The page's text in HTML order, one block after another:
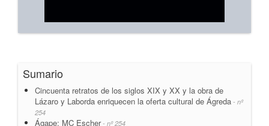
Sumario
Cincuenta retratos de los siglos XIX y XX y la obra de
Lázaro y Laborda enriquecen la oferta cultural de Ágreda - nº
254
Ágape: MC Escher- nº 254